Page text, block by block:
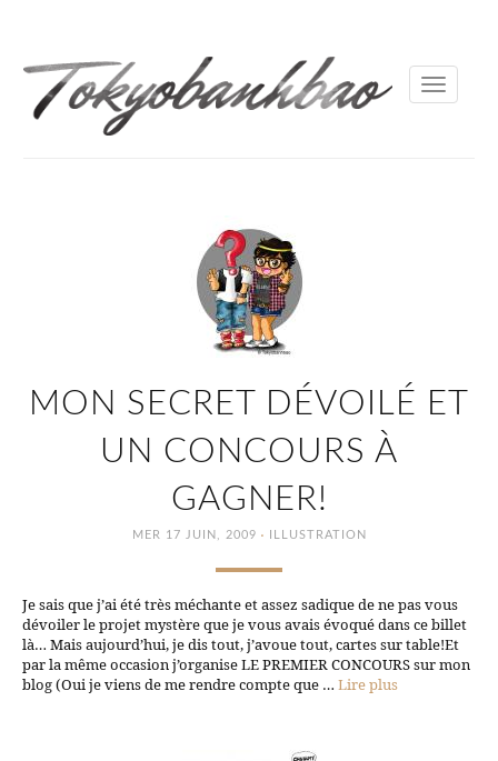
Toggle
MON SECRET DÉVOILÉ ET
UN CONCOURS À
GAGNER!
MER 17 JUIN, 2009 · ILLUSTRATION
Je sais que j’ai été très méchante et assez sadique de ne pas vous
dévoiler le projet mystère que je vous avais évoqué dans ce billet
là… Mais aujourd’hui, je dis tout, j’avoue tout, cartes sur table!Et
par la même occasion j’organise LE PREMIER CONCOURS sur mon
blog (Oui je viens de me rendre compte que … Lire plus